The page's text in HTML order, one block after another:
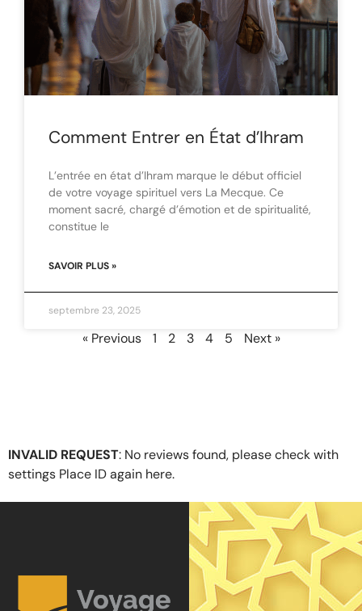
Comment Entrer en État d’Ihram
L’entrée en état d’Ihram marque le début officiel
de votre voyage spirituel vers La Mecque. Ce
moment sacré, chargé d’émotion et de spiritualité,
constitue le
SAVOIR PLUS »
septembre 23, 2025
« Previous 1 2 3 4 5 Next »
INVALID REQUEST: No reviews found, please check with
settings Place ID again here.